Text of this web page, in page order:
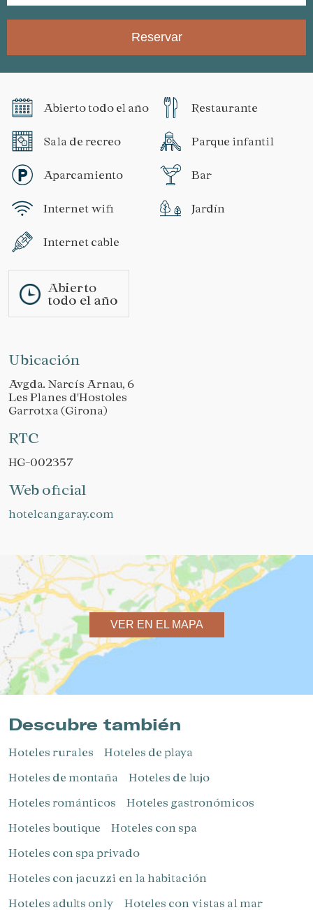
Reservar
Abierto todo el año Restaurante
Sala de recreo Parque infantil
Aparcamiento Bar
Internet wifi Jardín
Internet cable
Abierto
todo el año
Ubicación
Avgda. Narcís Arnau, 6
Les Planes d'Hostoles
Garrotxa (Girona)
RTC
HG-002357
Web oficial
hotelcangaray.com
VER EN EL MAPA
Descubre también
Hoteles rurales
Hoteles de playa
Hoteles de montaña
Hoteles de lujo
Hoteles románticos
Hoteles gastronómicos
Hoteles boutique
Hoteles con spa
Hoteles con spa privado
Hoteles con jacuzzi en la habitación
Hoteles adults only
Hoteles con vistas al mar